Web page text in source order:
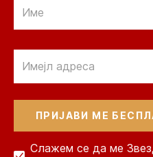
Слажем се да ме